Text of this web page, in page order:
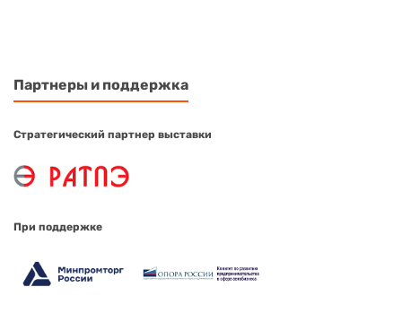
Партнеры и поддержка
Стратегический партнер выставки
При поддержке